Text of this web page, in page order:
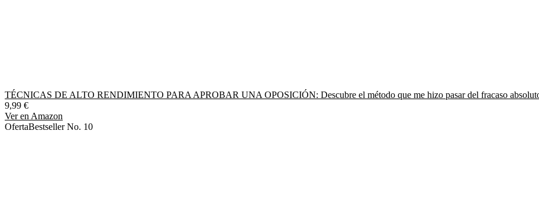
TÉCNICAS DE ALTO RENDIMIENTO PARA APROBAR UNA OPOSICIÓN: Descubre el método que me hizo pasar del fracaso absoluto
9,99 €
Ver en Amazon
OfertaBestseller No. 10